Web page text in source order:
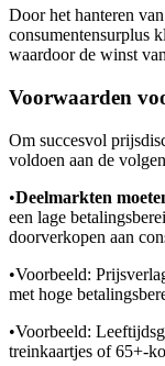
Door het hanteren
consumentensurplus
waardoor de winst
Voorwaarden
Om succesvol
voldoen aan de
•Deelmarkten
een lage
doorverkopen aan
•Voorbeeld:
met hoge
•Voorbeeld:
treinkaartjes of 65+-